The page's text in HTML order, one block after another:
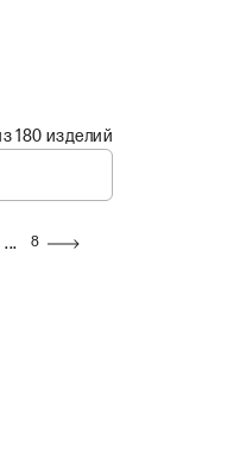
180 изделий
... 8